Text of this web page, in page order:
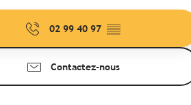
02 99 40 97 ▒▒
Contactez-nous